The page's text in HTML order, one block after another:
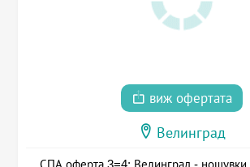
виж офертата
Велинград
СПА оферта 3=4: Велинград -